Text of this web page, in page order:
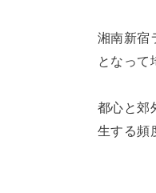
湘南新宿
となって
都心と郊
生する頻